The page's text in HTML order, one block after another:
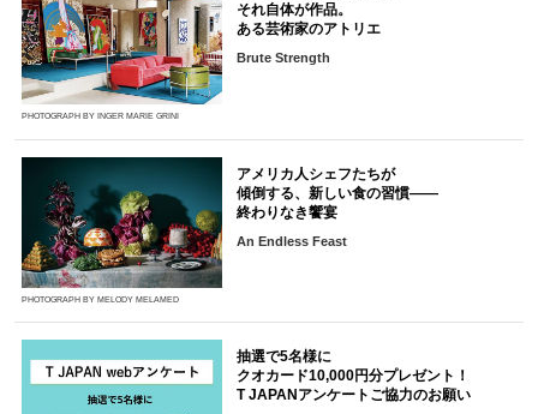
PHOTOGRAPH BY INGER MARIE GRINI
それ自体が作品。
ある芸術家のアトリエ
Brute Strength
PHOTOGRAPH BY MELODY MELAMED
アメリカ人シェフたちが
傾倒する、新しい食の習慣――
終わりなき饗宴
An Endless Feast
抽選で5名様に
クオカード10,000円分プレゼント！
T JAPANアンケートご協力のお願い